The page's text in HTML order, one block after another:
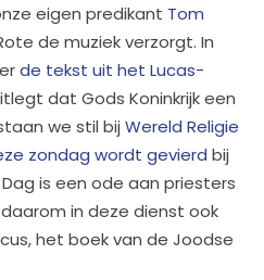
eigen predikant Tom
de muziek verzorgt. In
de tekst uit het Lucas-
dat Gods Koninkrijk een
we stil bijWereld Religie
zondag wordt gevierdbij
is een ode aan priesters
in deze dienst ook
het boek van de Joodse